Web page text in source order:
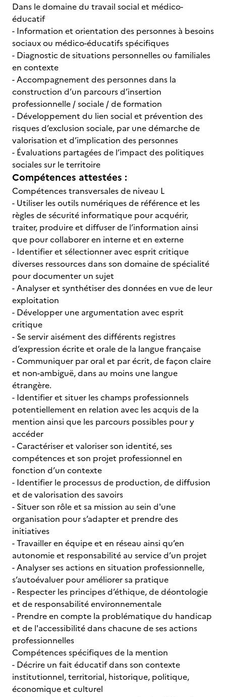
Dans le domaine du travail social et médico-
éducatif
- Information et orientation des personnes à besoins
sociaux ou médico-éducatifs spécifiques
- Diagnostic de situations personnelles ou familiales
en contexte
- Accompagnement des personnes dans la
construction d’un parcours d’insertion
professionnelle / sociale / de formation
- Développement du lien social et prévention des
risques d’exclusion sociale, par une démarche de
valorisation et d’implication des personnes
- Évaluations partagées de l’impact des politiques
sociales sur le territoire
Compétences attestées :
Compétences transversales de niveau L
- Utiliser les outils numériques de référence et les
règles de sécurité informatique pour acquérir,
traiter, produire et diffuser de l’information ainsi
que pour collaborer en interne et en externe
- Identifier et sélectionner avec esprit critique
diverses ressources dans son domaine de spécialité
pour documenter un sujet
- Analyser et synthétiser des données en vue de leur
exploitation
- Développer une argumentation avec esprit
critique
- Se servir aisément des différents registres
d’expression écrite et orale de la langue française
- Communiquer par oral et par écrit, de façon claire
et non-ambiguë, dans au moins une langue
étrangère.
- Identifier et situer les champs professionnels
potentiellement en relation avec les acquis de la
mention ainsi que les parcours possibles pour y
accéder
- Caractériser et valoriser son identité, ses
compétences et son projet professionnel en
fonction d’un contexte
- Identifier le processus de production, de diffusion
et de valorisation des savoirs
- Situer son rôle et sa mission au sein d'une
organisation pour s’adapter et prendre des
initiatives
- Travailler en équipe et en réseau ainsi qu’en
autonomie et responsabilité au service d’un projet
- Analyser ses actions en situation professionnelle,
s’autoévaluer pour améliorer sa pratique
- Respecter les principes d’éthique, de déontologie
et de responsabilité environnementale
- Prendre en compte la problématique du handicap
et de l'accessibilité dans chacune de ses actions
professionnelles
Compétences spécifiques de la mention
- Décrire un fait éducatif dans son contexte
institutionnel, territorial, historique, politique,
économique et culturel